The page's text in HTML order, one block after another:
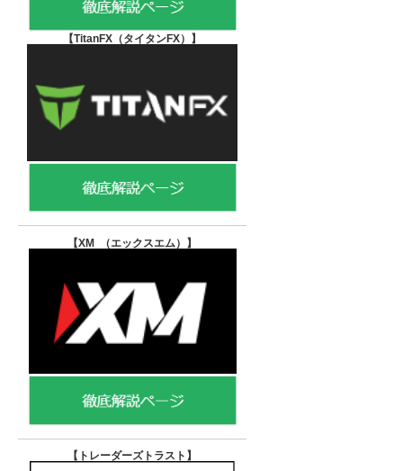
【TitanFX（タイタンFX） 】
【XM （エックスエム） 】
【トレーダーズトラスト 】